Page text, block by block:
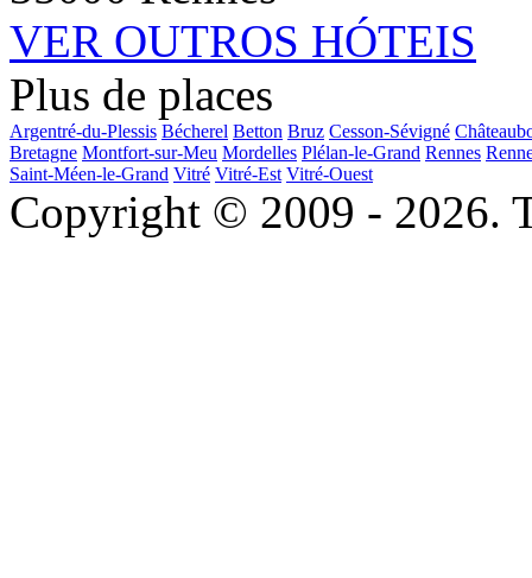
VER OUTROS HÓTEIS
Plus de places
Argentré-du-Plessis Bécherel Betton Bruz Cesson-Sévigné
Bretagne Montfort-sur-Meu Mordelles Plélan-le-Grand Rennes
Saint-Méen-le-Grand Vitré Vitré-Est Vitré-Ouest
Copyright © 2009 - 2026.